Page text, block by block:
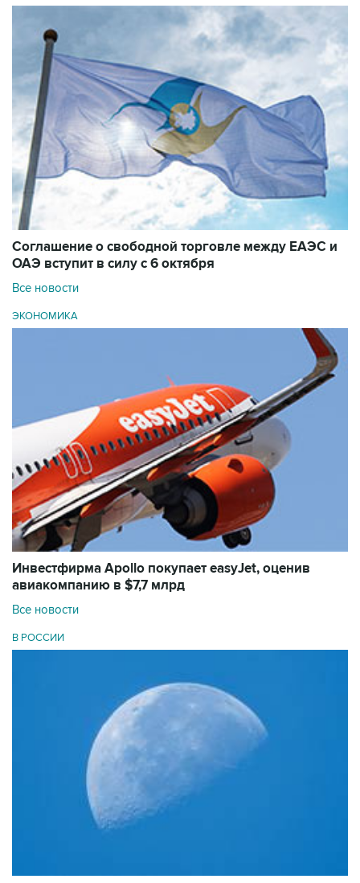
Соглашение о свободной торговле между ЕАЭС и
ОАЭ вступит в силу с 6 октября
Все новости
ЭКОНОМИКА
Инвестфирма Apollo покупает easyJet, оценив
авиакомпанию в $7,7 млрд
Все новости
В РОССИИ